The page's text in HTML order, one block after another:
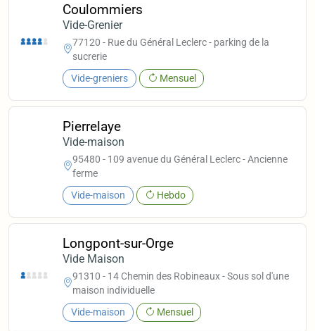
Coulommiers
Vide-Grenier
77120 - Rue du Général Leclerc - parking de la
sucrerie
Vide-greniers Mensuel
Pierrelaye
Vide-maison
95480 - 109 avenue du Général Leclerc - Ancienne
ferme
Vide-maison Hebdo
Longpont-sur-Orge
Vide Maison
91310 - 14 Chemin des Robineaux - Sous sol d'une
maison individuelle
Vide-maison Mensuel